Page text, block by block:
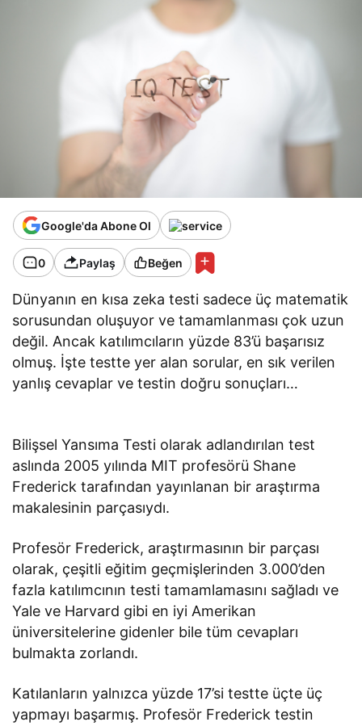
Google'da Abone Ol
0 Paylaş Beğen
Dünyanın en kısa zeka testi sadece üç matematik
sorusundan oluşuyor ve tamamlanması çok uzun
değil. Ancak katılımcıların yüzde 83’ü başarısız
olmuş. İşte testte yer alan sorular, en sık verilen
yanlış cevaplar ve testin doğru sonuçları…
Bilişsel Yansıma Testi olarak adlandırılan test
aslında 2005 yılında MIT profesörü Shane
Frederick tarafından yayınlanan bir araştırma
makalesinin parçasıydı.
Profesör Frederick, araştırmasının bir parçası
olarak, çeşitli eğitim geçmişlerinden 3.000’den
fazla katılımcının testi tamamlamasını sağladı ve
Yale ve Harvard gibi en iyi Amerikan
üniversitelerine gidenler bile tüm cevapları
bulmakta zorlandı.
Katılanların yalnızca yüzde 17’si testte üçte üç
yapmayı başarmış. Profesör Frederick testin